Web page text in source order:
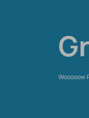
Wooooow